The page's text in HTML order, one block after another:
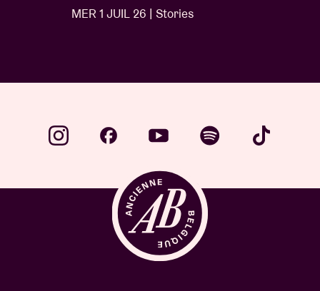
MER 1 JUIL 26 | Stories